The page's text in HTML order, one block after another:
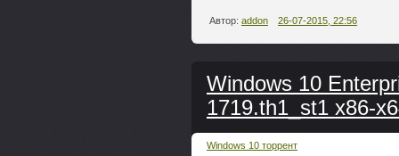
Автор: addon 26-07-2015, 22:56
Windows 10
1719.th1_st1 x86-
Windows 10 торрент